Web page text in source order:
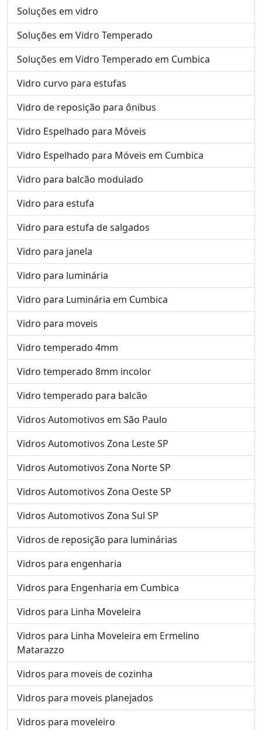
Soluções em vidro
Soluções em Vidro Temperado
Soluções em Vidro Temperado em Cumbica
Vidro curvo para estufas
Vidro de reposição para ônibus
Vidro Espelhado para Móveis
Vidro Espelhado para Móveis em Cumbica
Vidro para balcão modulado
Vidro para estufa
Vidro para estufa de salgados
Vidro para janela
Vidro para luminária
Vidro para Luminária em Cumbica
Vidro para moveis
Vidro temperado 4mm
Vidro temperado 8mm incolor
Vidro temperado para balcão
Vidros Automotivos em São Paulo
Vidros Automotivos Zona Leste SP
Vidros Automotivos Zona Norte SP
Vidros Automotivos Zona Oeste SP
Vidros Automotivos Zona Sul SP
Vidros de reposição para luminárias
Vidros para engenharia
Vidros para Engenharia em Cumbica
Vidros para Linha Moveleira
Vidros para Linha Moveleira em Ermelino
Matarazzo
Vidros para moveis de cozinha
Vidros para moveis planejados
Vidros para moveleiro